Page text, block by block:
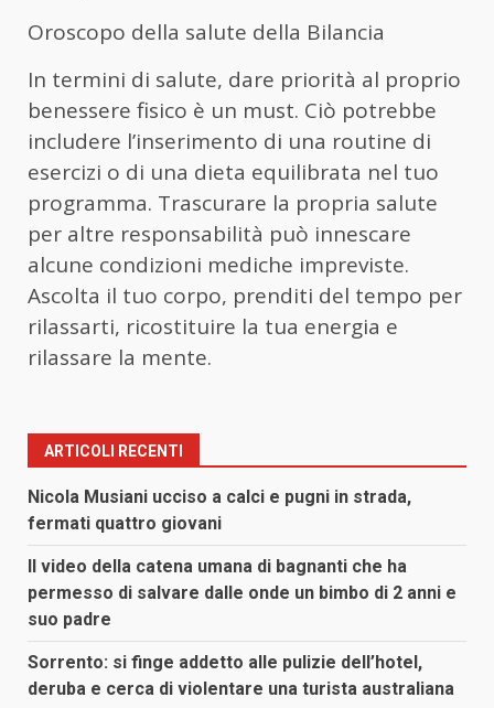
Oroscopo della salute della Bilancia
In termini di salute, dare priorità al proprio
benessere fisico è un must. Ciò potrebbe
includere l’inserimento di una routine di
esercizi o di una dieta equilibrata nel tuo
programma. Trascurare la propria salute
per altre responsabilità può innescare
alcune condizioni mediche impreviste.
Ascolta il tuo corpo, prenditi del tempo per
rilassarti, ricostituire la tua energia e
rilassare la mente.
ARTICOLI RECENTI
Nicola Musiani ucciso a calci e pugni in strada,
fermati quattro giovani
Il video della catena umana di bagnanti che ha
permesso di salvare dalle onde un bimbo di 2 anni e
suo padre
Sorrento: si finge addetto alle pulizie dell’hotel,
deruba e cerca di violentare una turista australiana